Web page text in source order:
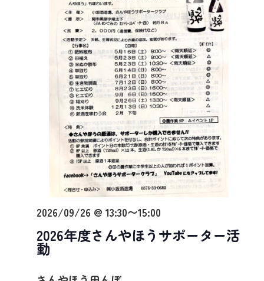
2026/09/26 @ 13:30〜15:00
2026年度さんやほうサポーター活
動